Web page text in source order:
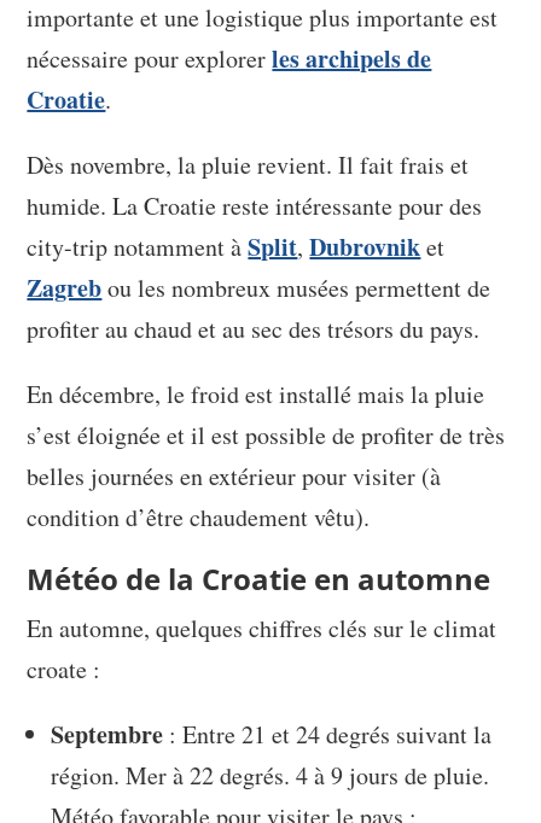
importante et une logistique plus importante est
nécessaire pour explorerles archipels de
Croatie.
Dès novembre, la pluie revient. Il fait frais et
humide. La Croatie reste intéressante pour des
city-trip notamment àSplit,Dubrovniket
Zagreb ou les nombreux musées permettent de
profiter au chaud et au sec des trésors du pays.
En décembre, le froid est installé mais la pluie
s’est éloignée et il est possible de profiter de très
belles journées en extérieur pour visiter (à
condition d’être chaudement vêtu).
Météo de la Croatie en automne
En automne, quelques chiffres clés sur le climat
croate :
Septembre : Entre 21 et 24 degrés suivant la
région. Mer à 22 degrés. 4 à 9 jours de pluie.